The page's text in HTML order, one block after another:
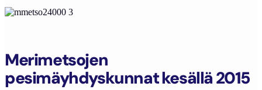
Merimetsojen
pesimäyhdyskunnat kesällä 2015